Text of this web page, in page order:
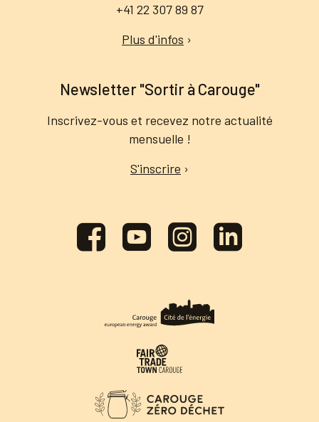
+41 22 307 89 87
Plus d'infos ›
Newsletter "Sortir à Carouge"
Inscrivez-vous et recevez notre actualité
mensuelle !
S'inscrire ›